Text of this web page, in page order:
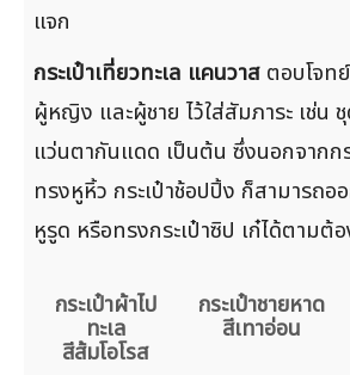
แจก
กระเป๋าเที่ยวทะเล แคนวาส ตอบโจท
ผู้หญิง และผู้ชาย ไว้ใส่สัมภาระ เช่น
แว่นตากันแดด เป็นต้น ซึ่งนอกจากกร
ทรงหูหิ้ว กระเป๋าช้อปปิ้ง ก็สามารถ
หูรูด หรือทรงกระเป๋าซิป เก๋ได้ตามต้
กระเป๋าผ้าไป
ทะเล
สีส้มโอโรส
กระเป๋าชายหาด
สีเทาอ่อน